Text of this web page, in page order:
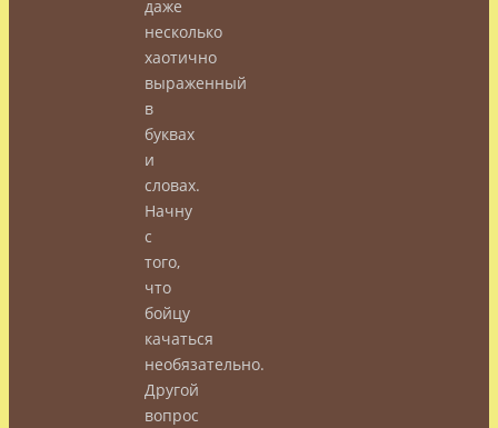
даже
несколько
хаотично
выраженный
в
буквах
и
словах.
Начну
с
того,
что
бойцу
качаться
необязательно.
Другой
вопрос